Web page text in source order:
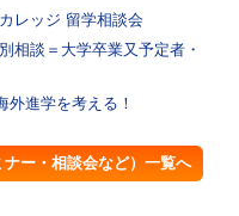
レッジ 留学相談会
相談＝大学卒業又予定者・
外進学を考える！
ナー・相談会など）一覧へ